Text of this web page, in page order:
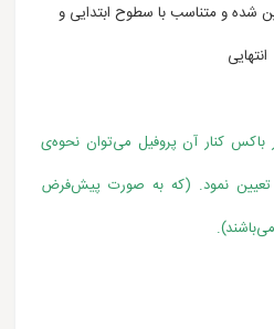
شده و متناسب با سطوح ابتدایی و
انتهایی
کنار آن پروفیل می‌توان نحوه‌ی
نمود. (که به صورت پیش‌فرض